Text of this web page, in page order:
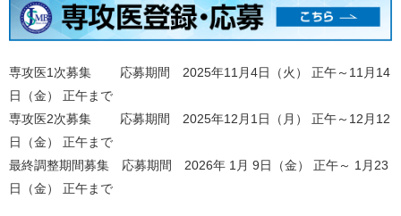
専攻医1次募集 応募期間 2025年11月4日（火） 正午～11月14
日（金） 正午まで
専攻医2次募集 応募期間 2025年12月1日（月） 正午～12月12
日（金） 正午まで
最終調整期間募集 応募期間 2026年 1月 9日（金） 正午～ 1月23
日（金） 正午まで